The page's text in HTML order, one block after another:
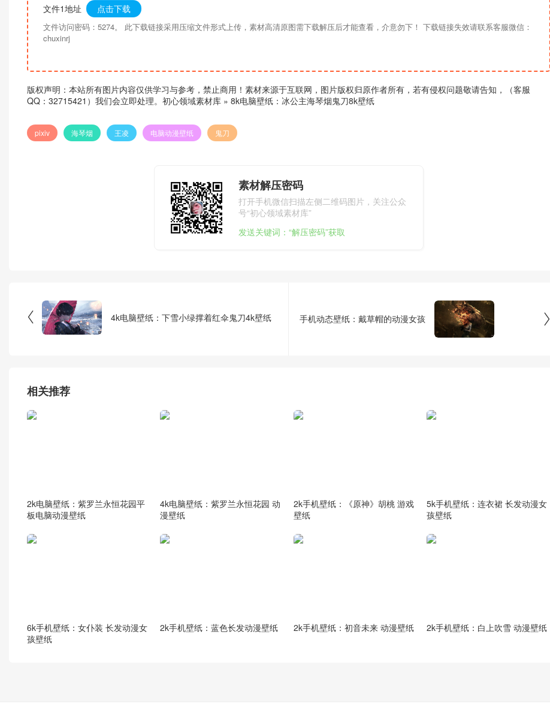
文件1地址 点击下载
文件访问密码：5274。 此下载链接采用压缩文件形式上传，素材高清原图需下载解压后才能查看，介意勿下！ 下载链接失效请联系客服微信：
chuxinrj
版权声明：本站所有图片内容仅供学习与参考，禁止商用！素材来源于互联网，图片版权归原作者所有，若有侵权问题敬请告知，（客服
QQ：32715421）我们会立即处理。 初心领域素材库 » 8k电脑壁纸：冰公主海琴烟鬼刀8k壁纸
pixiv 海琴烟 王凌 电脑动漫壁纸 鬼刀
素材解压密码
打开手机微信扫描左侧二维码图片，关注公众
号“初心领域素材库”
发送关键词：“解压密码”获取
 4k电脑壁纸：下雪小绿撑着红伞鬼刀4k壁纸 
手机动态壁纸：戴草帽的动漫女孩
相关推荐
2k电脑壁纸：紫罗兰永恒花园平
板电脑动漫壁纸
4k电脑壁纸：紫罗兰永恒花园 动
漫壁纸
2k手机壁纸：《原神》胡桃 游戏
壁纸
5k手机壁纸：连衣裙 长发动漫女
孩壁纸
6k手机壁纸：女仆装 长发动漫女
孩壁纸
2k手机壁纸：蓝色长发动漫壁纸 2k手机壁纸：初音未来 动漫壁纸 2k手机壁纸：白上吹雪 动漫壁纸